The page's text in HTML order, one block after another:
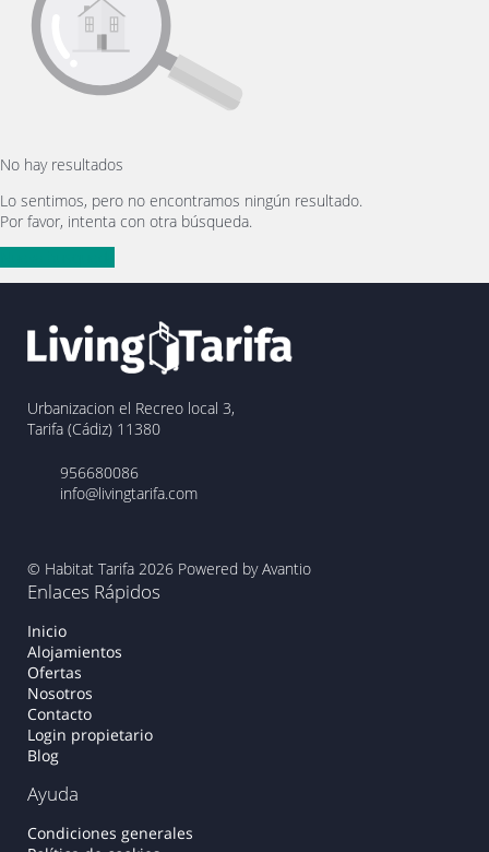
No hay resultados
Lo sentimos, pero no encontramos ningún resultado.
Por favor, intenta con otra búsqueda.
Urbanizacion el Recreo local 3,
Tarifa (Cádiz) 11380
956680086
info@livingtarifa.com
© Habitat Tarifa 2026 Powered by Avantio
Enlaces Rápidos
Inicio
Alojamientos
Ofertas
Nosotros
Contacto
Login propietario
Blog
Ayuda
Condiciones generales